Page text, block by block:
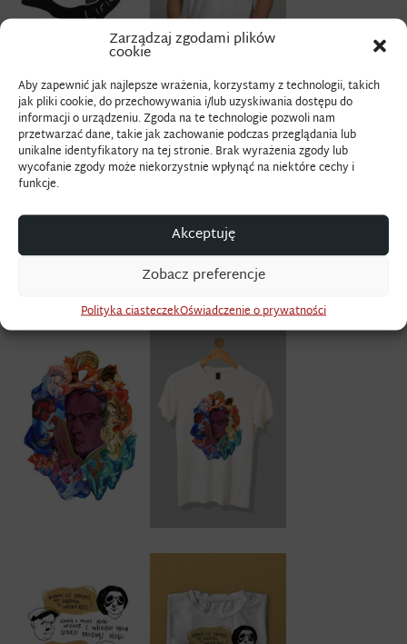
Zarządzaj zgodami plików
cookie
Aby zapewnić jak najlepsze wrażenia, korzystamy z technologii, takich
jak pliki cookie, do przechowywania i/lub uzyskiwania dostępu do
informacji o urządzeniu. Zgoda na te technologie pozwoli nam
przetwarzać dane, takie jak zachowanie podczas przeglądania lub
unikalne identyfikatory na tej stronie. Brak wyrażenia zgody lub
wycofanie zgody może niekorzystnie wpłynąć na niektóre cechy i
funkcje.
Akceptuję
Zobacz preferencje
Polityka ciasteczekOświadczenie o prywatności